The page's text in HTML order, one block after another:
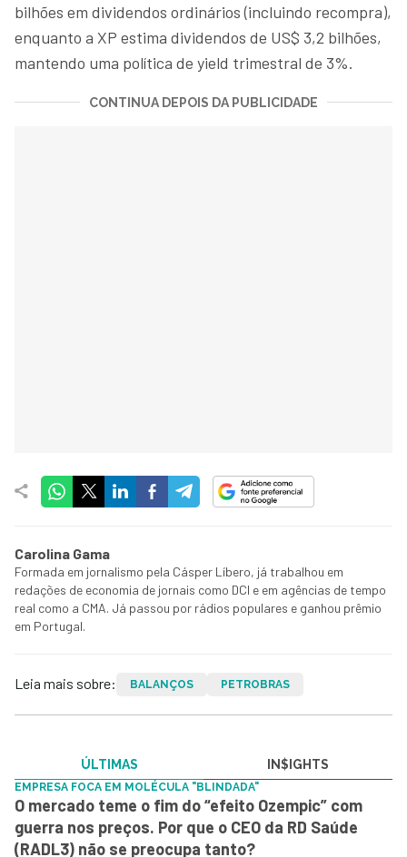
bilhões em dividendos ordinários (incluindo recompra),
enquanto a XP estima dividendos de US$ 3,2 bilhões,
mantendo uma política de yield trimestral de 3%.
CONTINUA DEPOIS DA PUBLICIDADE
Carolina Gama
Formada em jornalismo pela Cásper Líbero, já trabalhou em
redações de economia de jornais como DCI e em agências de tempo
real como a CMA. Já passou por rádios populares e ganhou prêmio
em Portugal.
Leia mais sobre: BALANÇOS PETROBRAS
ÚLTIMAS IN$IGHTS
EMPRESA FOCA EM MOLÉCULA "BLINDADA"
O mercado teme o fim do “efeito Ozempic” com
guerra nos preços. Por que o CEO da RD Saúde
(RADL3) não se preocupa tanto?